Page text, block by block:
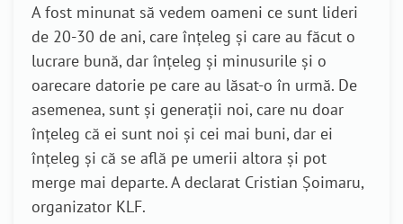
A fost minunat să vedem oameni ce sunt lideri
de 20-30 de ani, care înțeleg și care au făcut o
lucrare bună, dar înțeleg și minusurile și o
oarecare datorie pe care au lăsat-o în urmă. De
asemenea, sunt și generații noi, care nu doar
înțeleg că ei sunt noi și cei mai buni, dar ei
înțeleg și că se află pe umerii altora și pot
merge mai departe. A declarat Cristian Șoimaru,
organizator KLF.